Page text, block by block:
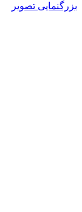
بزرگنمایی تصویر